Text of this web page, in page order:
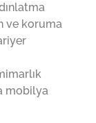
ve koruma
mobilya